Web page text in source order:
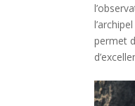
permet